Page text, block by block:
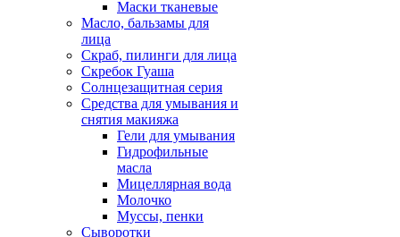
Маски тканевые
Масло, бальзамы для
лица
Скраб, пилинги для лица
Скребок Гуаша
Солнцезащитная серия
Средства для умывания и
снятия макияжа
Гели для умывания
Гидрофильные
масла
Мицеллярная вода
Молочко
Муссы, пенки
Сыворотки